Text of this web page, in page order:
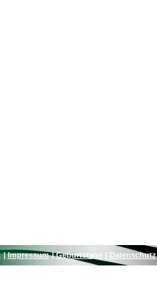
Impressum Geburtstage Datenschutz